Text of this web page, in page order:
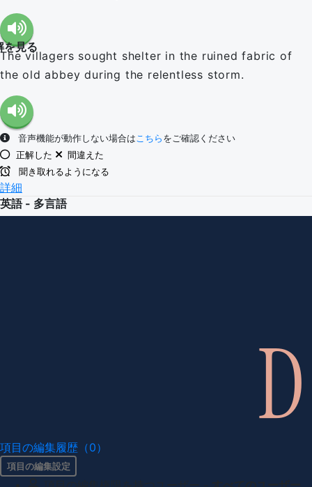
を見る
The villagers sought shelter in the ruined fabric of
the old abbey during the relentless storm.
音声機能が動作しない場合はこちら をご確認ください
正解した
間違えた
聞き取れるようになる
詳細
英語 - 多言語
項目の編集履歴（0）
項目の編集設定